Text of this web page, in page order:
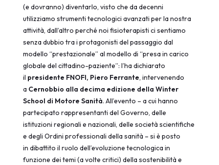
(e dovranno) diventarlo, visto che da decenni
utilizziamo strumenti tecnologici avanzati per la nostra
attività, dall’altro perché noi fisioterapisti ci sentiamo
senza dubbio tra i protagonisti del passaggio dal
modello “prestazionale” al modello di “presa in carico
globale del cittadino-paziente”: l’ha dichiarato
il presidente FNOFI, Piero Ferrante, intervenendo
a Cernobbio alla decima edizione della Winter
School di Motore Sanità. All’evento – a cui hanno
partecipato rappresentanti del Governo, delle
istituzioni regionali e nazionali, delle società scientifiche
e degli Ordini professionali della sanità – si è posto
in dibattito il ruolo dell’evoluzione tecnologica in
funzione dei temi (a volte critici) della sostenibilità e